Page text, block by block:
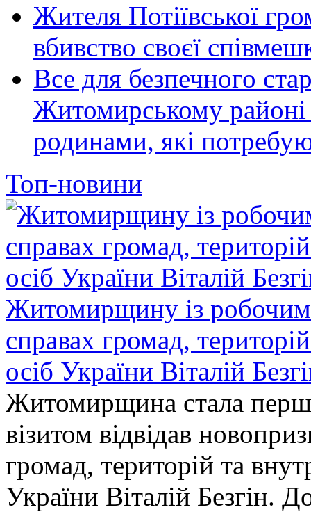
Жителя Потіївської
вбивство своєї
Все для безпечного
Житомирському районі
родинами, які
Топ-новини
Житомирщину із робочим
справах громад,
осіб України Віталій
Житомирщина стала
візитом відвідав
громад, територій та
України Віталій Безгін.